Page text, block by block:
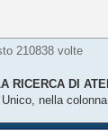
210838 volte
RICERCA DI
nella